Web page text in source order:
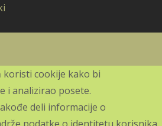
koristi cookije kako bi
i analizirao posete.
deli informacije o